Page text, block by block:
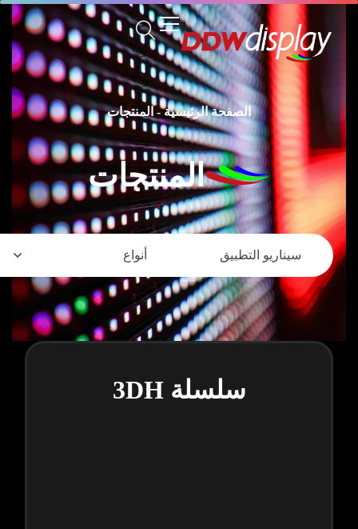
الصفحة الرئيسية- المنتجات
المنتجات
سيناريو التطبيق أنواع
سلسلة 3DH